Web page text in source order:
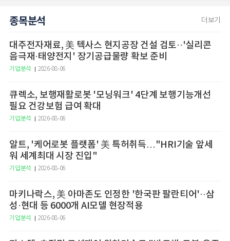
종목분석 더보기
대주전자재료, 美 텍사스 현지공장 건설 검토··'실리콘
음극재·태양전지' 장기공급물량 확보 준비
기업분석 2026-08-06
큐렉소, 보행재활로봇 '모닝워크' 4단계 보행기능개선
필요 건강보험 급여 확대
기업분석 2026-08-06
알트, '케어로봇 플랫폼' 美 특허취득…"HRI기술 앞세
워 세계최대 시장 진입"
기업분석 2026-08-06
마키나락스, 美 아마존도 인정한 '한국판 팔란티어'··삼
성·현대 등 6000개 AI모델 현장적용
기업분석 2026-08-06